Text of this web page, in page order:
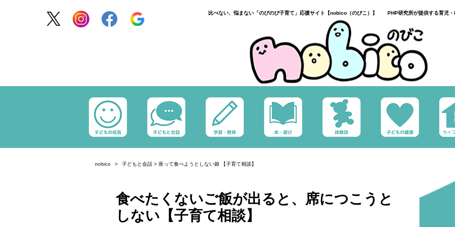
比べない、悩まない「のびのび子育て」応援サイト【nobico（のびこ）】 PHP研究所が提供する育児・
nobico 子どもと会話 > 座って食べようとしない娘 【子育て相談】
食べたくないご飯が出ると、席につこうと
しない【子育て相談】